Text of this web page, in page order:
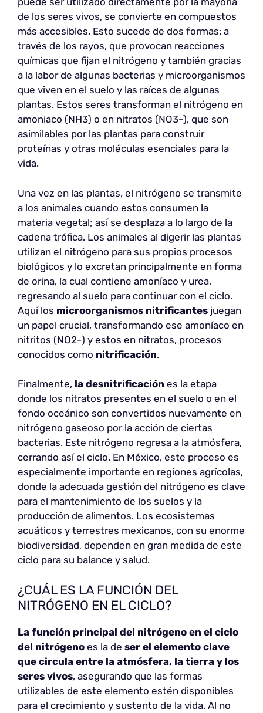
de los seres vivos, se convierte en compuestos
más accesibles. Esto sucede de dos formas: a
través de los rayos, que provocan reacciones
químicas que fijan el nitrógeno y también gracias
a la labor de algunas bacterias y microorganismos
que viven en el suelo y las raíces de algunas
plantas. Estos seres transforman el nitrógeno en
amoniaco (NH3) o en nitratos (NO3-), que son
asimilables por las plantas para construir
proteínas y otras moléculas esenciales para la
vida.
Una vez en las plantas, el nitrógeno se transmite
a los animales cuando estos consumen la
materia vegetal; así se desplaza a lo largo de la
cadena trófica. Los animales al digerir las plantas
utilizan el nitrógeno para sus propios procesos
biológicos y lo excretan principalmente en forma
de orina, la cual contiene amoníaco y urea,
regresando al suelo para continuar con el ciclo.
Aquí los microorganismos nitrificantes juegan
un papel crucial, transformando ese amoníaco en
nitritos (NO2-) y estos en nitratos, procesos
conocidos como nitrificación.
Finalmente, la desnitrificación es la etapa
donde los nitratos presentes en el suelo o en el
fondo oceánico son convertidos nuevamente en
nitrógeno gaseoso por la acción de ciertas
bacterias. Este nitrógeno regresa a la atmósfera,
cerrando así el ciclo. En México, este proceso es
especialmente importante en regiones agrícolas,
donde la adecuada gestión del nitrógeno es clave
para el mantenimiento de los suelos y la
producción de alimentos. Los ecosistemas
acuáticos y terrestres mexicanos, con su enorme
biodiversidad, dependen en gran medida de este
ciclo para su balance y salud.
¿CUÁL ES LA FUNCIÓN DEL
NITRÓGENO EN EL CICLO?
La función principal del nitrógeno en el ciclo
del nitrógeno es la de ser el elemento clave
que circula entre la atmósfera, la tierra y los
seres vivos, asegurando que las formas
utilizables de este elemento estén disponibles
para el crecimiento y sustento de la vida. Al no